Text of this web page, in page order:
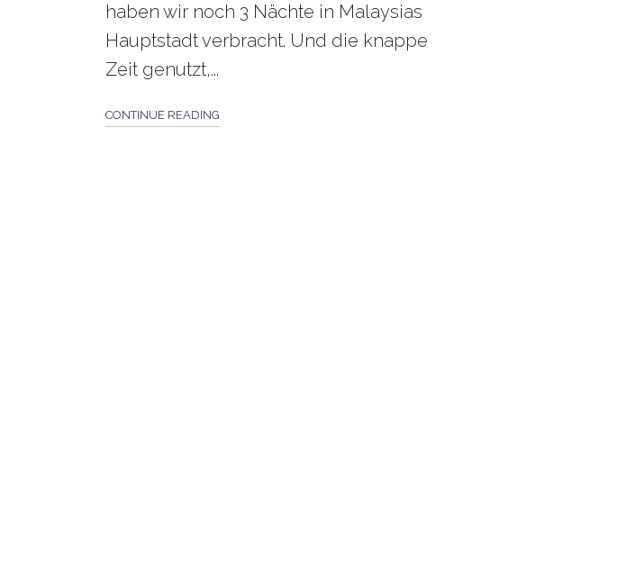
haben wir noch 3 Nächte in Malaysias
Hauptstadt verbracht. Und die knappe
Zeit genutzt,...
CONTINUE READING